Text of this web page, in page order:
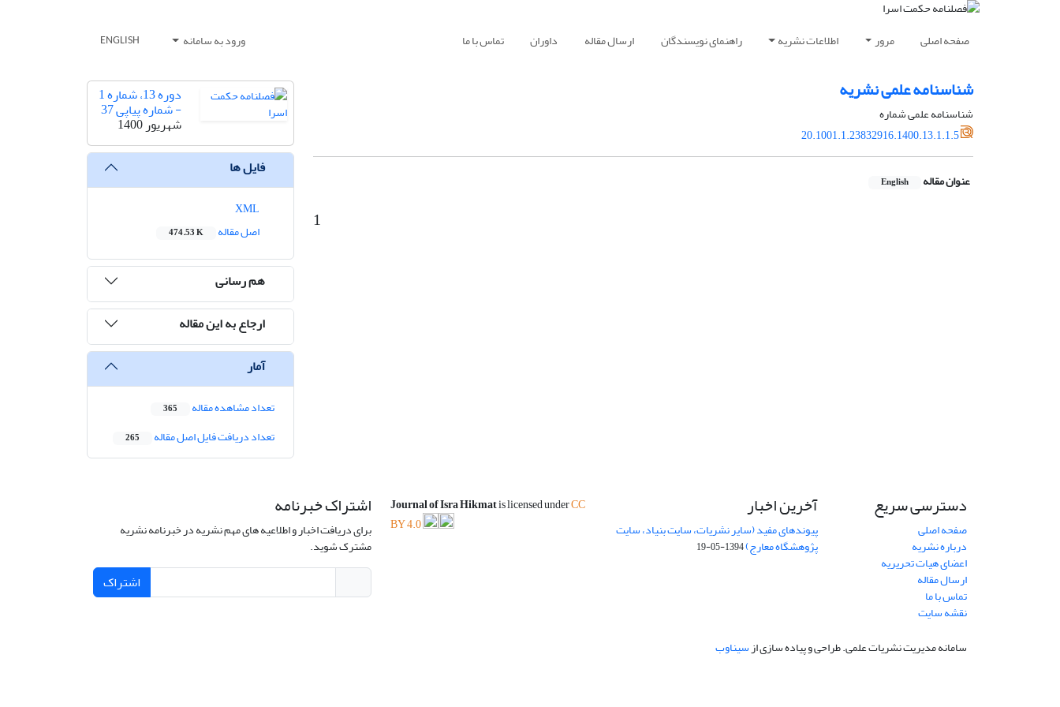
صفحه اصلی مرور اطلاعات نشریه راهنمای نویسندگان ارسال مقاله داوران تماس با ما ورود به سامانه ENGLISH
شناسنامه علمی نشریه
شناسنامه علمی شماره
20.1001.1.23832916.1400.13.1.1.5
عنوان مقاله English
1
دوره 13، شماره 1
- شماره پیاپی 37
شهریور 1400
فایل ها
اصل مقاله
474.53 K
هم رسانی
ارجاع به این مقاله
آمار
تعداد مشاهده مقاله 365
تعداد دریافت فایل اصل مقاله 265
دسترسی سریع
صفحه اصلی
درباره نشریه
اعضای هیات تحریریه
ارسال مقاله
تماس با ما
نقشه سایت
آخرین اخبار
پیوندهای مفید (سایر نشریات، سایت بنیاد، سایت
پژوهشگاه معارج)1394-05-19
Journal of Isra Hikmatis licensed underCC
BY 4.0
اشتراک خبرنامه
برای دریافت اخبار و اطلاعیه های مهم نشریه در خبرنامه نشریه
مشترک شوید.
اشتراک
سامانه مدیریت نشریات علمی.طراحی و پیاده سازی ازسیناوب